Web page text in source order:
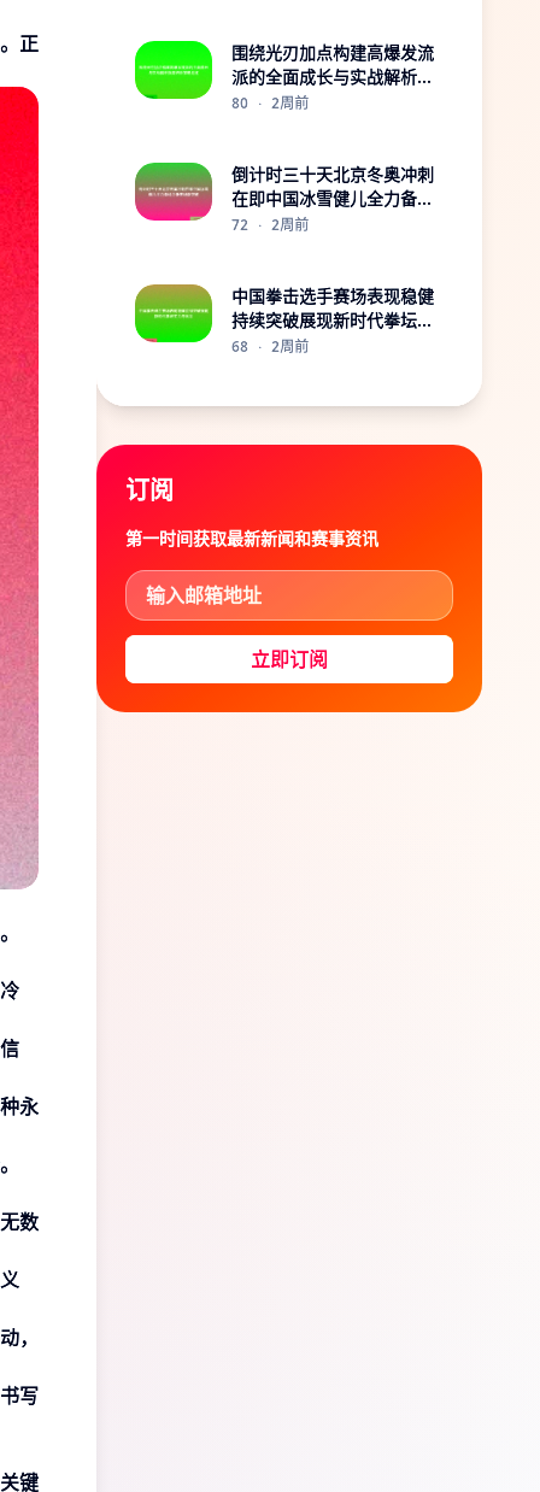
正
永
数
，
写
键
围绕光刃加点构建高爆发流
派的全面成长与实战解析指
南进阶策略总览
80 · 2周前
倒计时三十天北京冬奥冲刺
在即中国冰雪健儿全力备战
力争赛场新突破
72 · 2周前
中国拳击选手赛场表现稳健
持续突破展现新时代拳坛实
力与风采
68 · 2周前
订阅
第一时间获取最新新闻和赛事资讯
立即订阅